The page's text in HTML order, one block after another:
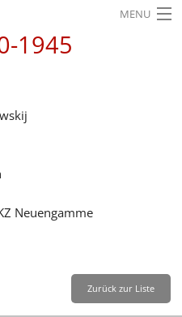
MENU
Leichte Sprache
1945
Neuengamme
Zurück zur Liste